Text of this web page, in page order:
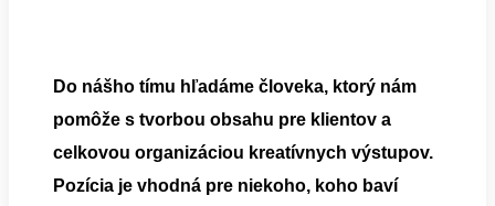
Do nášho tímu hľadáme človeka, ktorý nám
pomôže s tvorbou obsahu pre klientov a
celkovou organizáciou kreatívnych výstupov.
Pozícia je vhodná pre niekoho, koho baví